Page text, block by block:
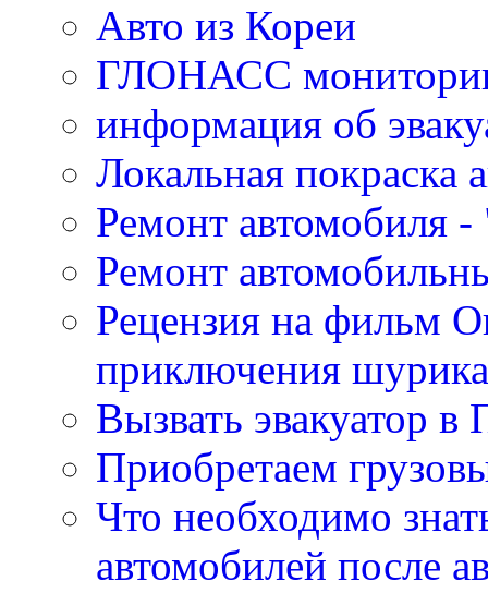
Авто из Кореи
ГЛОНАСС
информация об
Локальная покраска
Ремонт автомобиля -
Ремонт
Рецензия на фильм
приключения шурика
Вызвать эвакуатор в
Приобретаем
Что необходимо
автомобилей после